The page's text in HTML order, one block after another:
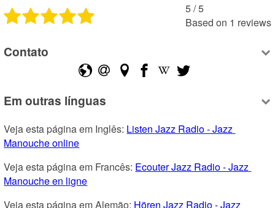
5 /5
Based on 1 reviews
Contato
Em outras línguas
Veja esta página em Inglês: Listen Jazz Radio - Jazz
Manouche online
Veja esta página em Francês: Ecouter Jazz Radio - Jazz
Manouche en ligne
Veja esta página em Alemão: Hören Jazz Radio - Jazz